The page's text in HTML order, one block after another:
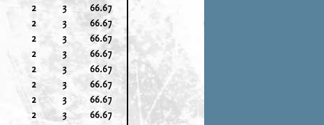
2 3
66.67
2 3
66.67
2 3
66.67
2 3
66.67
2 3
66.67
2 3
66.67
2 3
66.67
2 3
66.67